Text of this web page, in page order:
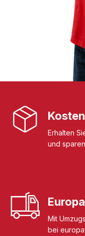
Erhalten
und
Mit
bei